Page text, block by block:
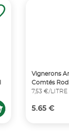
Vignerons
Comtés
7,53 €/LITRE
5.65 €